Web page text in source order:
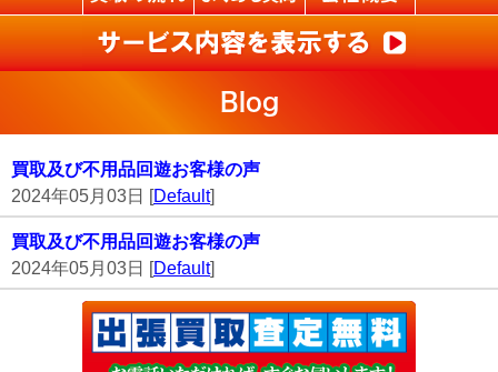
Blog
買取及び不用品回遊お客様の声
2024年05月03日 [Default]
買取及び不用品回遊お客様の声
2024年05月03日 [Default]